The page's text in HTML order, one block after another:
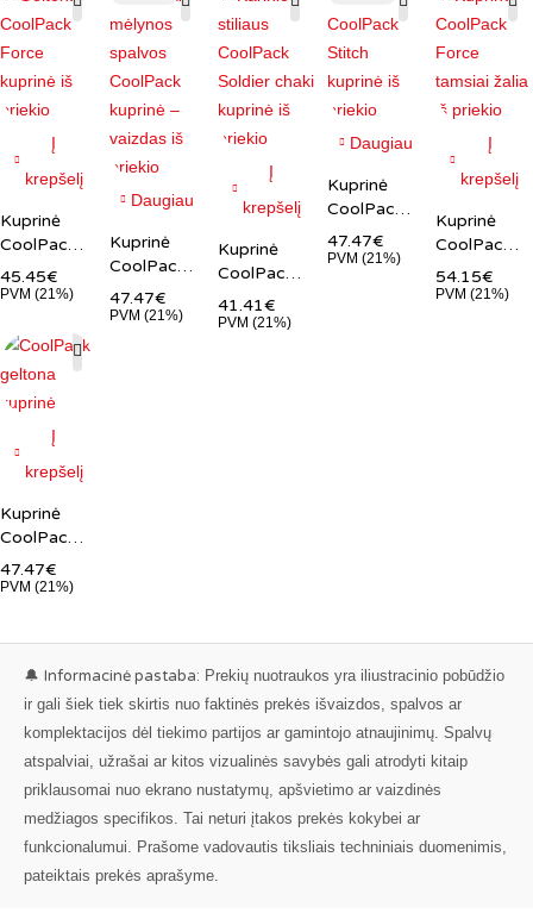
Į
krepšelį
Kuprinė
CoolPack
Force
geltona
45.45€
PVM (21%)
Daugiau
Kuprinė
CoolPack
Bolt
tamsiai
47.47€
PVM (21%)
Į
krepšelį
Kuprinė
CoolPack
Soldier
chaki
41.41€
PVM (21%)
Daugiau
Kuprinė
CoolPack
Jerry
Stitch
47.47€
PVM (21%)
Į
krepšelį
Kuprinė
CoolPack
Spot
tamsiai
54.15€
PVM (21%)
Į
krepšelį
Kuprinė
CoolPack
Bolt
geltona
47.47€
PVM (21%)
🔔 Informacinė pastaba: Prekių nuotraukos yra iliustracinio pobūdžio
ir gali šiek tiek skirtis nuo faktinės prekės išvaizdos, spalvos ar
komplektacijos dėl tiekimo partijos ar gamintojo atnaujinimų. Spalvų
atspalviai, užrašai ar kitos vizualinės savybės gali atrodyti kitaip
priklausomai nuo ekrano nustatymų, apšvietimo ar vaizdinės
medžiagos specifikos. Tai neturi įtakos prekės kokybei ar
funkcionalumui. Prašome vadovautis tiksliais techniniais duomenimis,
pateiktais prekės aprašyme.